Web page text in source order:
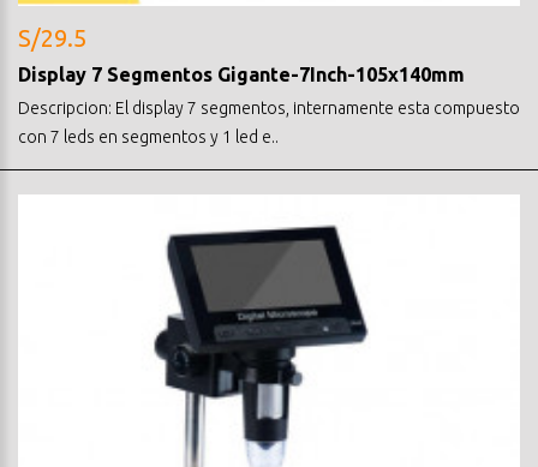
S/29.5
Display 7 Segmentos Gigante-7Inch-105x140mm
Descripcion: El display 7 segmentos, internamente esta compuesto
con 7 leds en segmentos y 1 led e..